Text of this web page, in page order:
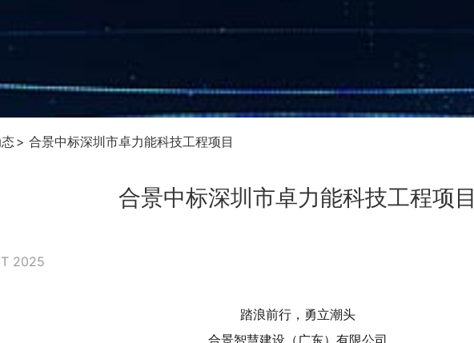
合景中标深圳市卓力能科技工程项目
合景中标深圳市卓力能科技工程项目
2025
踏浪前行，勇立潮头
合景智慧建设（广东）有限公司